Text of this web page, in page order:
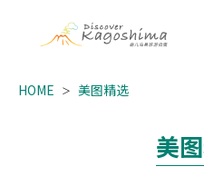
HOME 美图精选
美